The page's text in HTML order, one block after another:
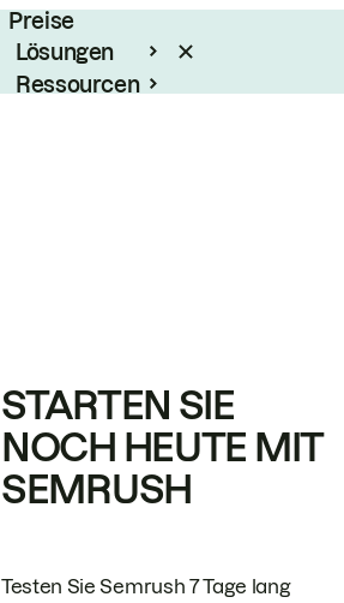
Preise
Lösungen
Ressourcen
STARTEN SIE
NOCH HEUTE MIT
SEMRUSH
Testen Sie Semrush 7 Tage lang